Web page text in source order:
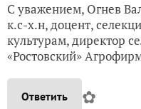
С уважением, Огнев
к.с-х.н, доцент,
культурам, директор
«Ростовский»
Ответить ✿